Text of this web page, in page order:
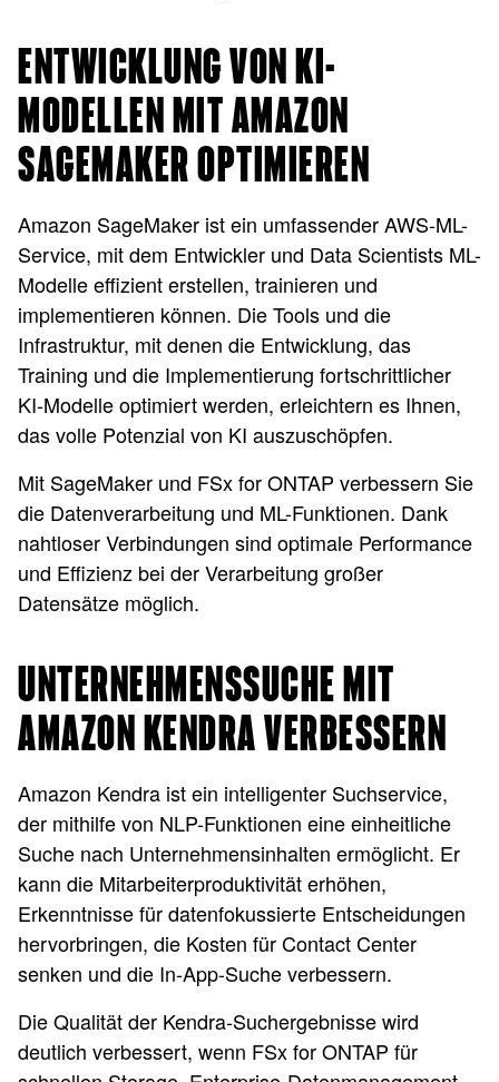
ENTWICKLUNG VON KI-
MODELLEN MIT AMAZON
SAGEMAKER OPTIMIEREN
Amazon SageMaker ist ein umfassender AWS-ML-
Service, mit dem Entwickler und Data Scientists ML-
Modelle effizient erstellen, trainieren und
implementieren können. Die Tools und die
Infrastruktur, mit denen die Entwicklung, das
Training und die Implementierung fortschrittlicher
KI-Modelle optimiert werden, erleichtern es Ihnen,
das volle Potenzial von KI auszuschöpfen.
Mit SageMaker und FSx for ONTAP verbessern Sie
die Datenverarbeitung und ML-Funktionen. Dank
nahtloser Verbindungen sind optimale Performance
und Effizienz bei der Verarbeitung großer
Datensätze möglich.
UNTERNEHMENSSUCHE MIT
AMAZON KENDRA VERBESSERN
Amazon Kendra ist ein intelligenter Suchservice,
der mithilfe von NLP-Funktionen eine einheitliche
Suche nach Unternehmensinhalten ermöglicht. Er
kann die Mitarbeiterproduktivität erhöhen,
Erkenntnisse für datenfokussierte Entscheidungen
hervorbringen, die Kosten für Contact Center
senken und die In-App-Suche verbessern.
Die Qualität der Kendra-Suchergebnisse wird
deutlich verbessert, wenn FSx for ONTAP für